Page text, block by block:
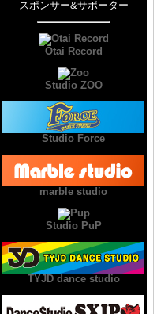
スポンサー&サポーター
Otai Record
Studio ZOO
Studio Force
marble studio
Studio PuP
TYJD dance studio